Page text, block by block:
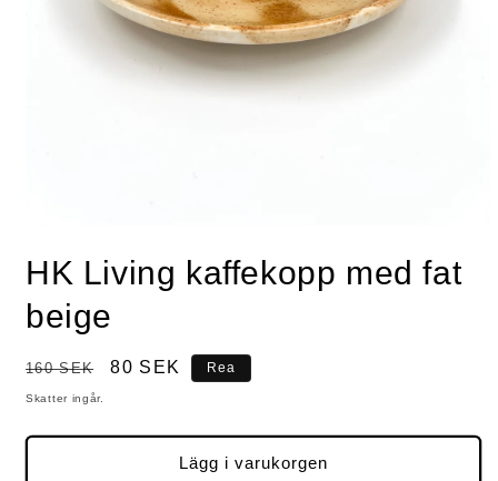
1
modalfönster
HK Living kaffekopp med fat
beige
Ordinarie
pris
160 SEK Försäljningspris
80 SEK Rea
Skatter ingår.
Lägg i varukorgen